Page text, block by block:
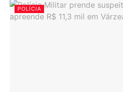
POLÍCIA